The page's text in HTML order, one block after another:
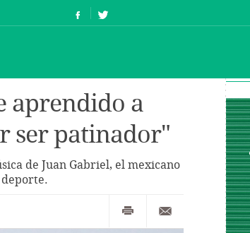
aprendido a
ser patinador"
de Juan Gabriel, el mexicano